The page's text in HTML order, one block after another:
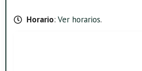
Horario: Ver horarios.